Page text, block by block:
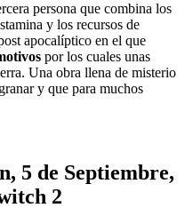
persona que combina los
y los recursos de
apocalíptico en el que
por los cuales unas
Una obra llena de misterio
y que para muchos
5 de Septiembre,
2